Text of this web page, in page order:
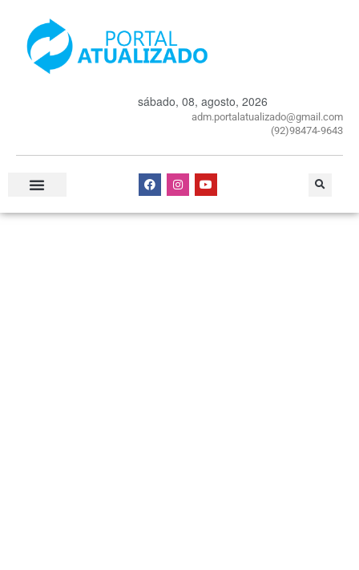
sábado, 08, agosto, 2026
adm.portalatualizado@gmail.com
(92)98474-9643